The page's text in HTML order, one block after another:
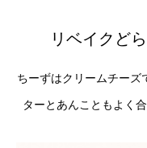
リベイクど
ちーずはクリームチーズ
ターとあんこともよく